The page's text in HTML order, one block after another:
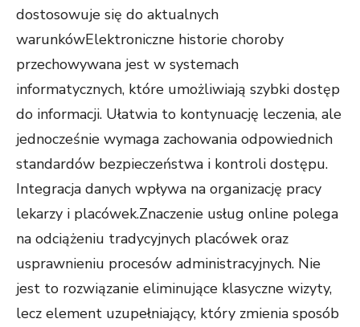
dostosowuje się do aktualnych
warunkówElektroniczne historie choroby
przechowywana jest w systemach
informatycznych, które umożliwiają szybki dostęp
do informacji. Ułatwia to kontynuację leczenia, ale
jednocześnie wymaga zachowania odpowiednich
standardów bezpieczeństwa i kontroli dostępu.
Integracja danych wpływa na organizację pracy
lekarzy i placówek.Znaczenie usług online polega
na odciążeniu tradycyjnych placówek oraz
usprawnieniu procesów administracyjnych. Nie
jest to rozwiązanie eliminujące klasyczne wizyty,
lecz element uzupełniający, który zmienia sposób